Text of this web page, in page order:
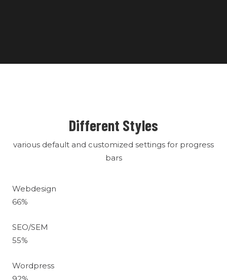
Different Styles
various default and customized settings for progress
bars
Webdesign
66%
SEO/SEM
55%
Wordpress